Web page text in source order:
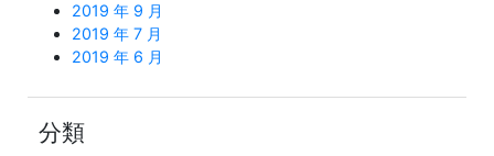
2019 年 9 月
2019 年 7 月
2019 年 6 月
分類